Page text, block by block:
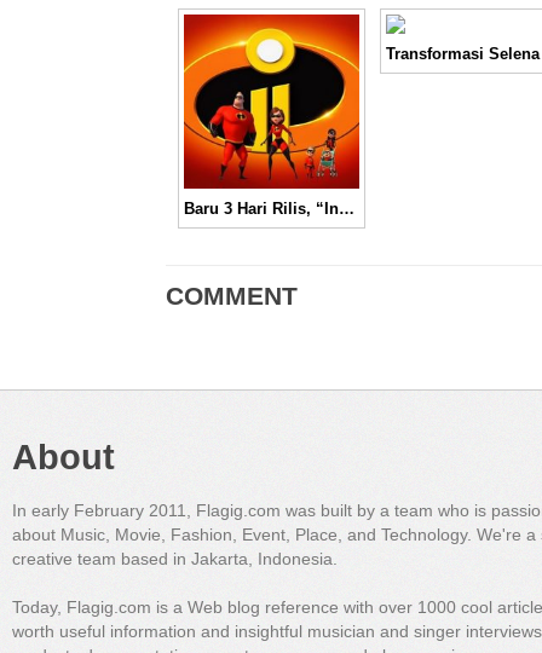
Baru 3 Hari Rilis, “Incredibles 2” Menjadi Film Animasi Terbaik Sepanjang Masa
COMMENT
About
In early February 2011, Flagig.com was built by a team who is
about Music, Movie, Fashion, Event, Place, and Technology. We're a
creative team based in Jakarta, Indonesia.
Today, Flagig.com is a Web blog reference with over 1000 cool
worth useful information and insightful musician and singer